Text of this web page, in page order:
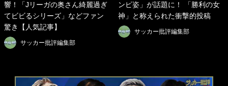
響！「Jリーガの奥さん綺麗過ぎ
てビビるシリーズ」などファン
驚き【人気記事】
サッカー批評編集部
ンピ姿」が話題に！ 「勝利の女
神」と称えられた衝撃的投稿
サッカー批評編集部